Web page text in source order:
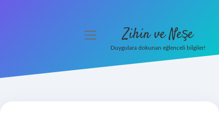
menüyü
Zihin ve Neşe
Duygulara dokunan eğlenceli bilgiler!